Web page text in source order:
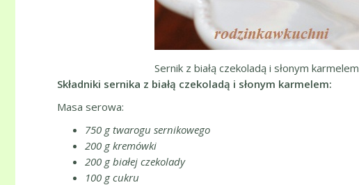
Sernik z białą czekoladą i słonym karmelem
Składniki sernika z białą czekoladą i słonym karmelem:
Masa serowa:
750 g twarogu sernikowego
200 g kremówki
200 g białej czekolady
100 g cukru